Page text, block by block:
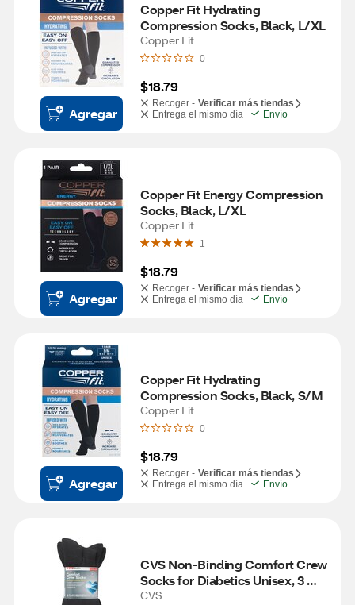
Agregar
Copper Fit Hydrating
Compression Socks, Black, L/XL
Copper Fit
0
$18.79
Recoger - Verificar más tiendas
Entrega el mismo día
Envío
Agregar
Copper Fit Energy Compression
Socks, Black, L/XL
Copper Fit
1
$18.79
Recoger - Verificar más tiendas
Entrega el mismo día
Envío
Agregar
Copper Fit Hydrating
Compression Socks, Black, S/M
Copper Fit
0
$18.79
Recoger - Verificar más tiendas
Entrega el mismo día
Envío
CVS Non-Binding Comfort Crew
Socks for Diabetics Unisex, 3
Pairs, L/XL, Black
CVS